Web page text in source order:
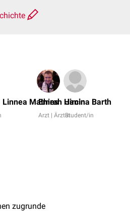
Linnea MathiesEmrah Hircin
Arzt | Ärztin
Janina Barth
Student/in
zugrunde